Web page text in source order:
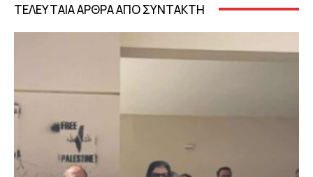
ΤΕΛΕΥΤΑΙΑ ΑΡΘΡΑ ΑΠΟ ΣΥΝΤΑΚΤΗ